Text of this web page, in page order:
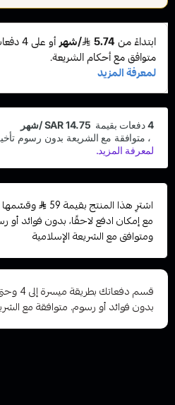
اشترِ هذا المنتج بقيمة 59
مع إمكان ادفع لاحقًا، بدون فوائد أو
ومتوافق مع الشريعة الإسلامية
بدون فوائد أو رسوم. متوافقة مع